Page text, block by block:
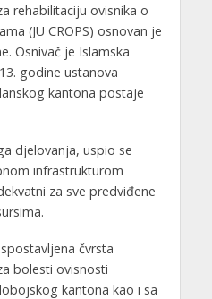
rehabilitaciju ovisnika o
(JU CROPS) osnovan je
Osnivač je Islamska
godine ustanova
kantona postaje
djelovanja, uspio se
infrastrukturom
za sve predviđene
čvrsta
bolesti ovisnosti
kantona kao i sa